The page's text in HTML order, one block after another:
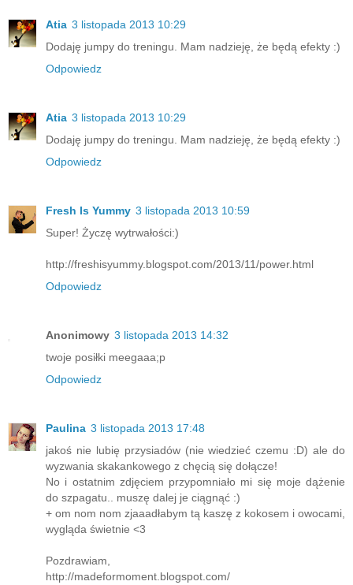
Atia 3 listopada 2013 10:29
Dodaję jumpy do treningu. Mam nadzieję, że będą efekty :)
Odpowiedz
Atia 3 listopada 2013 10:29
Dodaję jumpy do treningu. Mam nadzieję, że będą efekty :)
Odpowiedz
Fresh Is Yummy 3 listopada 2013 10:59
Super! Życzę wytrwałości:)
http://freshisyummy.blogspot.com/2013/11/power.html
Odpowiedz
Anonimowy 3 listopada 2013 14:32
twoje posiłki meegaaa;p
Odpowiedz
Paulina 3 listopada 2013 17:48
jakoś nie lubię przysiadów (nie wiedzieć czemu :D) ale do
wyzwania skakankowego z chęcią się dołącze!
No i ostatnim zdjęciem przypomniało mi się moje dążenie
do szpagatu.. muszę dalej je ciągnąć :)
+ om nom nom zjaaadłabym tą kaszę z kokosem i owocami,
wygląda świetnie <3
Pozdrawiam,
http://madeformoment.blogspot.com/